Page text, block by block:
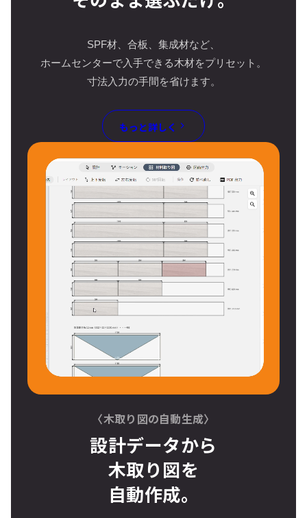
SPF材、合板、集成材など、
ホームセンターで入手できる木材をプリセット。
寸法入力の手間を省けます。
もっと詳しく
〈木取り図の自動生成〉
設計データから
木取り図を
自動作成。